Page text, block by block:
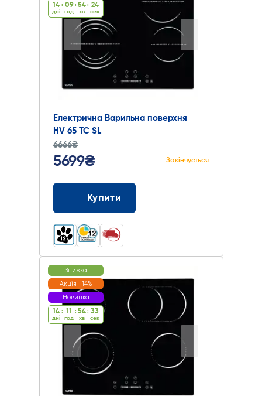
14
дні
: 09
год
: 54
хв
: 23
cек
Електрична Варильна поверхня
HV 65 TC SL
6666₴
5699₴ Закінчується
Купити
Знижка
Акція -14%
Новинка
14
дні
: 11
год
: 54
хв
: 32
cек